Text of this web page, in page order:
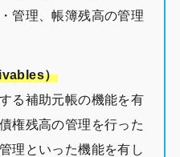
管理、帳簿残高の管理
）
る補助元帳の機能を有
権残高の管理を行った
理といった機能を有し